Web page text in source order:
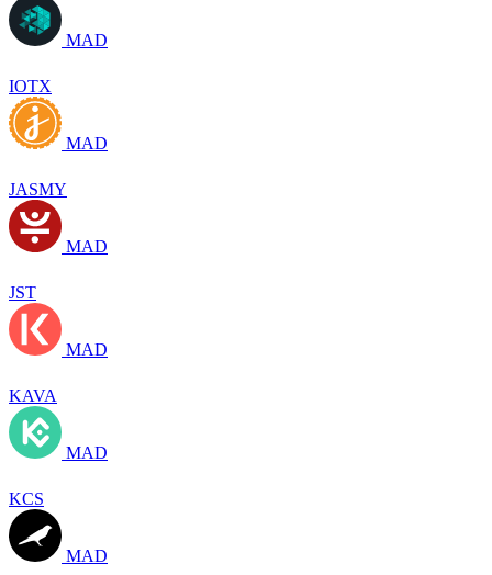
MAD
IOTX
MAD
JASMY
MAD
JST
MAD
KAVA
MAD
KCS
MAD